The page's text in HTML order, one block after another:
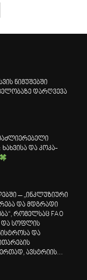
ნიმუშებში
დარღვევა
ხახვისა და კოკა-
– „ინკლუზიური
და მდგრადი
რომელსაც FAO
და სოფლის
და
ავსტრიის...